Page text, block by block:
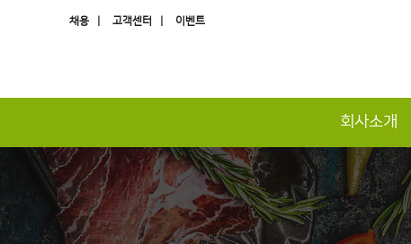
채용 | 고객센터 | 이벤트
회사소개
하위분류 하위분류